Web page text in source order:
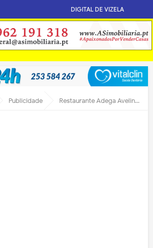
DIGITAL DE VIZELA
Publicidade Restaurante Adega Avelino saúda Bodas de Prata do Concelho e Cidade de Vizela